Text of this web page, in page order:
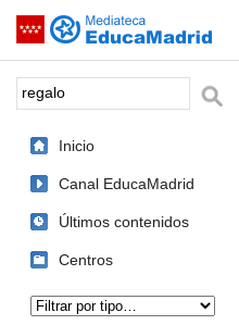
Saltar navegación
Palabra o frase:
Inicio
Canal EducaMadrid
Últimos contenidos
Centros